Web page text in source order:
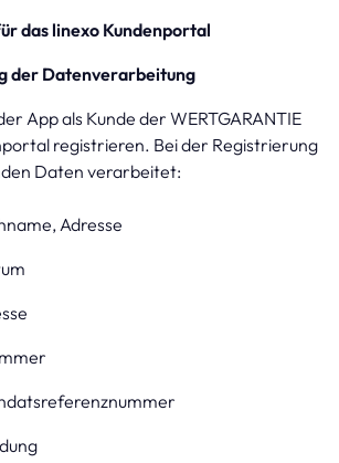
das linexo Kundenportal
der Datenverarbeitung
App als Kunde der WERTGARANTIE
registrieren. Bei der Registrierung
Daten verarbeitet:
Adresse